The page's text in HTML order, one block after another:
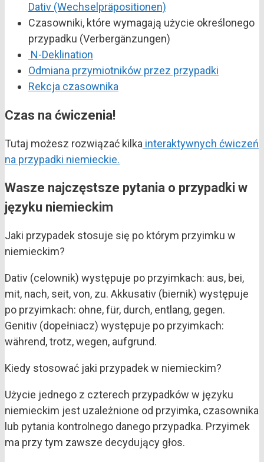
Dativ (Wechselpräpositionen)
Czasowniki, które wymagają użycie określonego
przypadku (Verbergänzungen)
N-Deklination
Odmiana przymiotników przez przypadki
Rekcja czasownika
Czas na ćwiczenia!
Tutaj możesz rozwiązać kilka interaktywnych ćwiczeń
na przypadki niemieckie.
Wasze najczęstsze pytania o przypadki w
języku niemieckim
Jaki przypadek stosuje się po którym przyimku w
niemieckim?
Dativ (celownik) występuje po przyimkach: aus, bei,
mit, nach, seit, von, zu. Akkusativ (biernik) występuje
po przyimkach: ohne, für, durch, entlang, gegen.
Genitiv (dopełniacz) występuje po przyimkach:
während, trotz, wegen, aufgrund.
Kiedy stosować jaki przypadek w niemieckim?
Użycie jednego z czterech przypadków w języku
niemieckim jest uzależnione od przyimka, czasownika
lub pytania kontrolnego danego przypadka. Przyimek
ma przy tym zawsze decydujący głos.